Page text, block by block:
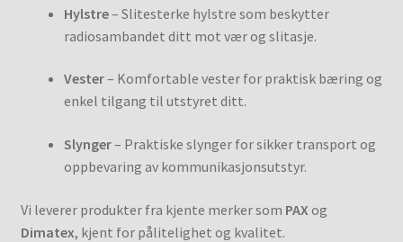
Hylstre– Slitesterke hylstre som beskytter
radiosambandet ditt mot vær og slitasje.
Vester– Komfortable vester for praktisk bæring og
enkel tilgang til utstyret ditt.
Slynger– Praktiske slynger for sikker transport og
oppbevaring av kommunikasjonsutstyr.
Vi leverer produkter fra kjente merker som PAX og
Dimatex, kjent for pålitelighet og kvalitet.